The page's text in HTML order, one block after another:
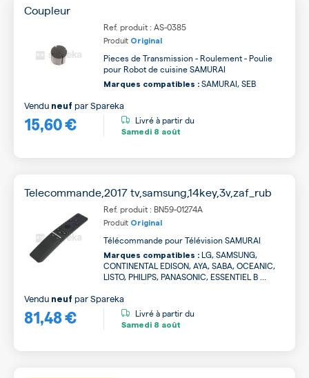
Coupleur
Ref. produit : AS-0385
Produit Original
Pieces de Transmission - Roulement - Poulie
pour Robot de cuisine SAMURAI
Marques compatibles : SAMURAI, SEB
15,60 €
Vendu neuf parSpareka
Livré à partir du
Samedi 8 août
Telecommande,2017 tv,samsung,14key,3v,zaf_rub
Ref. produit : BN59-01274A
Produit Original
Télécommande pour Télévision SAMURAI
Marques compatibles : LG, SAMSUNG,
CONTINENTAL EDISON, AYA, SABA, OCEANIC,
LISTO, PHILIPS, PANASONIC, ESSENTIEL B ...
81,48 €
Vendu neuf parSpareka
Livré à partir du
Samedi 8 août